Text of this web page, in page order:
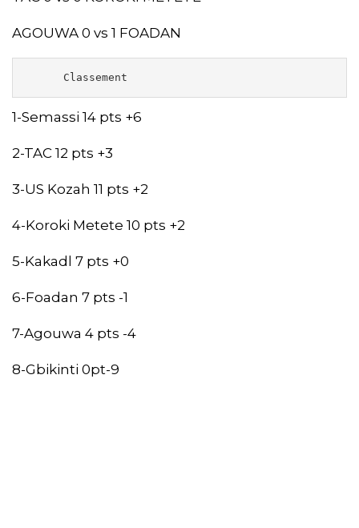
AGOUWA 0 vs 1 FOADAN
      Classement
1-Semassi 14 pts +6
2-TAC 12 pts +3
3-US Kozah 11 pts +2
4-Koroki Metete 10 pts +2
5-Kakadl 7 pts +0
6-Foadan 7 pts -1
7-Agouwa 4 pts -4
8-Gbikinti 0pt-9